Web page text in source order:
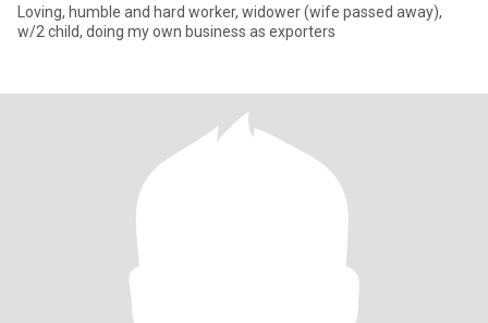
Loving, humble and hard worker, widower (wife passed away),
w/2 child, doing my own business as exporters